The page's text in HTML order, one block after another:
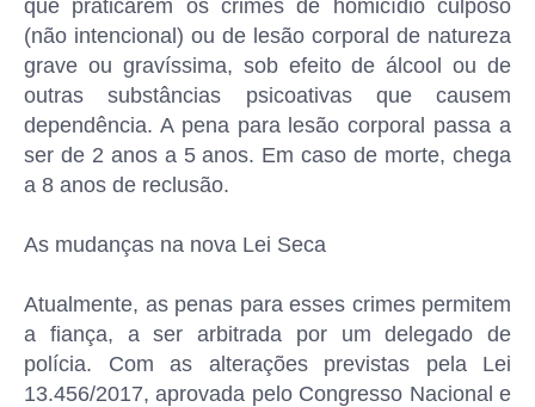
que praticarem os crimes de homicídio culposo
(não intencional) ou de lesão corporal de natureza
grave ou gravíssima, sob efeito de álcool ou de
outras substâncias psicoativas que causem
dependência. A pena para lesão corporal passa a
ser de 2 anos a 5 anos. Em caso de morte, chega
a 8 anos de reclusão.
As mudanças na nova Lei Seca
Atualmente, as penas para esses crimes permitem
a fiança, a ser arbitrada por um delegado de
polícia. Com as alterações previstas pela Lei
13.456/2017, aprovada pelo Congresso Nacional e